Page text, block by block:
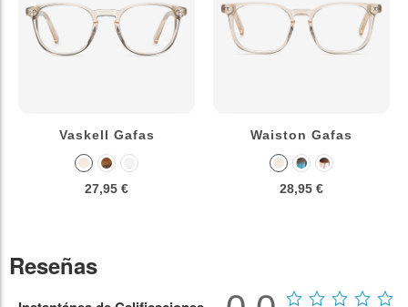
Vaskell Gafas
27,95 €
Waiston Gafas
28,95 €
Reseñas